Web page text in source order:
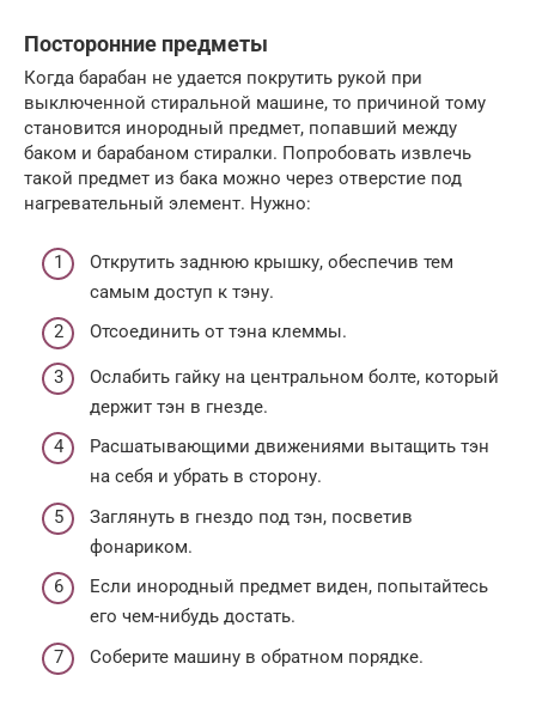
Посторонние предметы
Когда барабан не удается покрутить рукой при
выключенной стиральной машине, то причиной тому
становится инородный предмет, попавший между
баком и барабаном стиралки. Попробовать извлечь
такой предмет из бака можно через отверстие под
нагревательный элемент. Нужно:
Открутить заднюю крышку, обеспечив тем
самым доступ к тэну.
Отсоединить от тэна клеммы.
Ослабить гайку на центральном болте, который
держит тэн в гнезде.
Расшатывающими движениями вытащить тэн
на себя и убрать в сторону.
Заглянуть в гнездо под тэн, посветив
фонариком.
Если инородный предмет виден, попытайтесь
его чем-нибудь достать.
Соберите машину в обратном порядке.